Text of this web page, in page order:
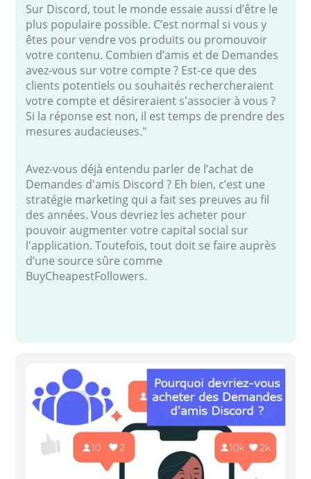
Sur Discord, tout le monde essaie aussi d’être le
plus populaire possible. C’est normal si vous y
êtes pour vendre vos produits ou promouvoir
votre contenu. Combien d’amis et de Demandes
avez-vous sur votre compte ? Est-ce que des
clients potentiels ou souhaités rechercheraient
votre compte et désireraient s'associer à vous ?
Si la réponse est non, il est temps de prendre des
mesures audacieuses."
Avez-vous déjà entendu parler de l’achat de
Demandes d'amis Discord ? Eh bien, c’est une
stratégie marketing qui a fait ses preuves au fil
des années. Vous devriez les acheter pour
pouvoir augmenter votre capital social sur
l'application. Toutefois, tout doit se faire auprès
d’une source sûre comme
BuyCheapestFollowers.